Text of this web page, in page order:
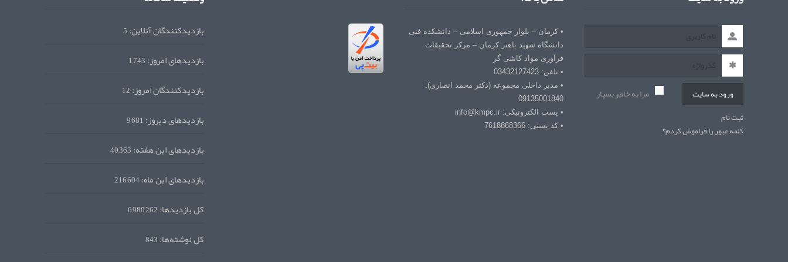
ورود به سایت مرا به خاطر بسپار
ثبت نام
کلمه عبور را فراموش کردم؟
• کرمان – بلوار جمهوری اسلامی – دانشکده فنی
دانشگاه شهید باهنر کرمان – مرکز تحقیقات
فرآوری مواد کاشی گر
• تلفن: 03432127423
• مدیر داخلی مجموعه (دکتر محمد انصاری):
09135001840
• پست الکترونیکی: info@kmpc.ir
• کد پستی: 7618868366
بازدیدکنندگان آنلاین:5
بازدیدهای امروز:1,743
بازدیدکنندگان امروز:12
بازدیدهای دیروز:9,681
بازدیدهای این هفته:40,363
بازدیدهای این ماه:216,604
کل بازدیدها:6,980,262
کل نوشته‌ها:843